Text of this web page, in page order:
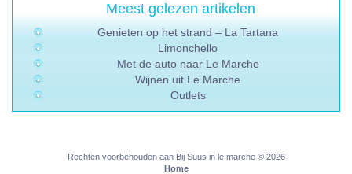
Meest gelezen artikelen
Genieten op het strand – La Tartana
Limonchello
Met de auto naar Le Marche
Wijnen uit Le Marche
Outlets
Rechten voorbehouden aan Bij Suus in le marche © 2026
Home